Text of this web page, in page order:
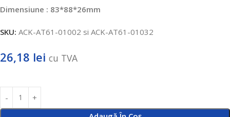
Dimensiune : 83*88*26mm
SKU: ACK-AT61-01002 si ACK-AT61-01032
26,18 lei cu TVA